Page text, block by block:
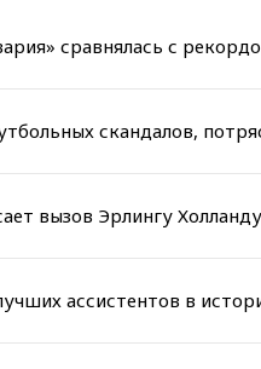
сравнялась с
скандалов,
вызов Эрлингу
ассистентов в